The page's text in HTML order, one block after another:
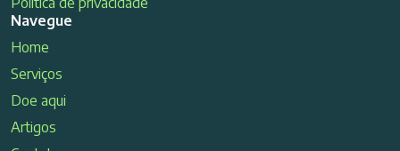
Navegue
Home
Serviços
Doe aqui
Artigos